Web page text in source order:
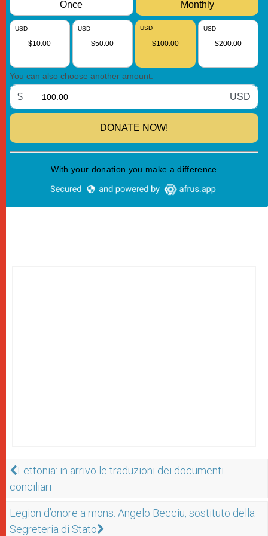
Lettonia: in arrivo le traduzioni dei documenti
conciliari
Legion d’onore a mons. Angelo Becciu, sostituto della
Segreteria di Stato